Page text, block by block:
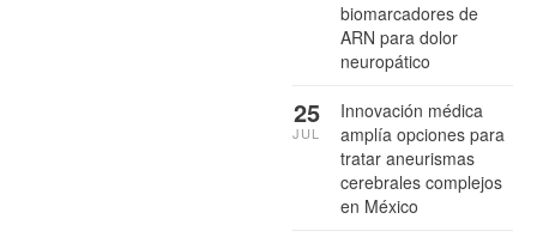
biomarcadores de
ARN para dolor
neuropático
Innovación médica
amplía opciones para
tratar aneurismas
cerebrales complejos
en México
25
JUL